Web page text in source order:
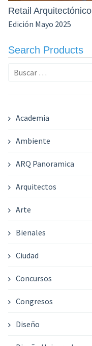
Retail Arquitectónico
Edición Mayo 2025
Search Products
Buscar:
Academia
Ambiente
ARQ Panoramica
Arquitectos
Arte
Bienales
Ciudad
Concursos
Congresos
Diseño